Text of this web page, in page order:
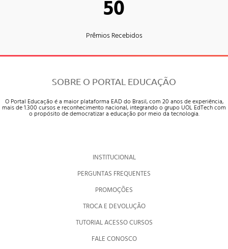
50
Prêmios Recebidos
SOBRE O PORTAL EDUCAÇÃO
O Portal Educação é a maior plataforma EAD do Brasil, com 20 anos de experiência,
mais de 1.300 cursos e reconhecimento nacional, integrando o grupo UOL EdTech com
o propósito de democratizar a educação por meio da tecnologia.
INSTITUCIONAL
PERGUNTAS FREQUENTES
PROMOÇÕES
TROCA E DEVOLUÇÃO
TUTORIAL ACESSO CURSOS
FALE CONOSCO